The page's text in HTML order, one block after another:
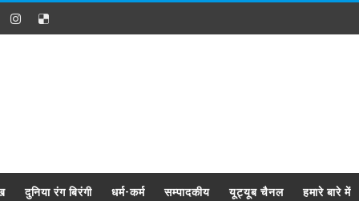
दुनिया रंग बिरंगी धर्म-कर्म सम्पादकीय यूट्यूब चैनल हमारे बारे में